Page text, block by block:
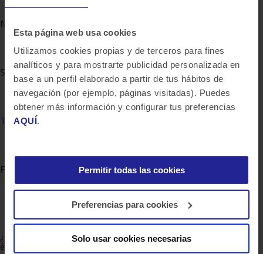
Esta página web usa cookies
Utilizamos cookies propias y de terceros para fines
analíticos y para mostrarte publicidad personalizada en
base a un perfil elaborado a partir de tus hábitos de
navegación (por ejemplo, páginas visitadas). Puedes
obtener más información y configurar tus preferencias
AQUÍ.
Permitir todas las cookies
Preferencias para cookies
Solo usar cookies necesarias
Nivel de experiencia
Algo de responsabilidad
Sector
Servicios y tecnologías de la información
Tipo de empleo
Funciones laborales
Tecnología de la información
¿Quieres saber más de lo que ofrecemos y ver otros casos de
éxito?